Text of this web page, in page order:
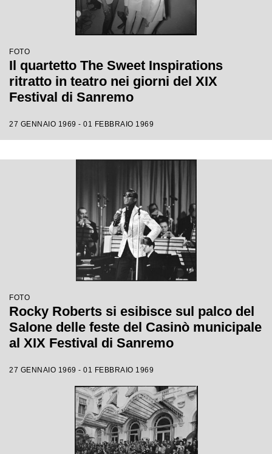
FOTO
Il quartetto The Sweet Inspirations
ritratto in teatro nei giorni del XIX
Festival di Sanremo
27 GENNAIO 1969 - 01 FEBBRAIO 1969
FOTO
Rocky Roberts si esibisce sul palco del
Salone delle feste del Casinò municipale
al XIX Festival di Sanremo
27 GENNAIO 1969 - 01 FEBBRAIO 1969